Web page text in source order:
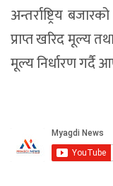
अन्तर्राष्ट्रिय
प्राप्त खरिद मूल्य
मूल्य निर्धारण